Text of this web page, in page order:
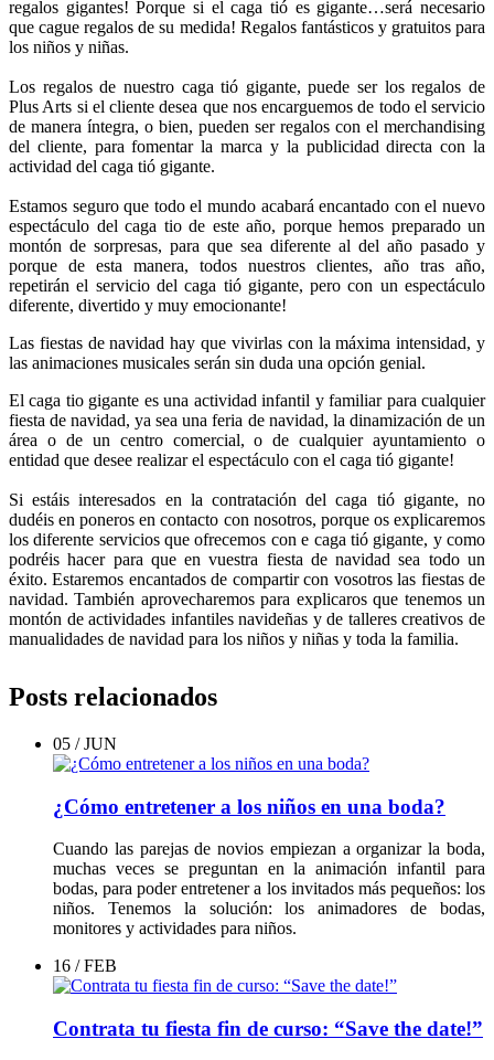
regalos gigantes! Porque si el caga tió es gigante…será necesario
que cague regalos de su medida! Regalos fantásticos y gratuitos para
los niños y niñas.
Los regalos de nuestro caga tió gigante, puede ser los regalos de
Plus Arts si el cliente desea que nos encarguemos de todo el servicio
de manera íntegra, o bien, pueden ser regalos con el merchandising
del cliente, para fomentar la marca y la publicidad directa con la
actividad del caga tió gigante.
Estamos seguro que todo el mundo acabará encantado con el nuevo
espectáculo del caga tio de este año, porque hemos preparado un
montón de sorpresas, para que sea diferente al del año pasado y
porque de esta manera, todos nuestros clientes, año tras año,
repetirán el servicio del caga tió gigante, pero con un espectáculo
diferente, divertido y muy emocionante!
Las fiestas de navidad hay que vivirlas con la máxima intensidad, y
las animaciones musicales serán sin duda una opción genial.
El caga tio gigante es una actividad infantil y familiar para cualquier
fiesta de navidad, ya sea una feria de navidad, la dinamización de un
área o de un centro comercial, o de cualquier ayuntamiento o
entidad que desee realizar el espectáculo con el caga tió gigante!
Si estáis interesados en la contratación del caga tió gigante, no
dudéis en poneros en contacto con nosotros, porque os explicaremos
los diferente servicios que ofrecemos con e caga tió gigante, y como
podréis hacer para que en vuestra fiesta de navidad sea todo un
éxito. Estaremos encantados de compartir con vosotros las fiestas de
navidad. También aprovecharemos para explicaros que tenemos un
montón de actividades infantiles navideñas y de talleres creativos de
manualidades de navidad para los niños y niñas y toda la familia.
Posts relacionados
05 / JUN
¿Cómo entretener a los niños en una boda?
Cuando las parejas de novios empiezan a organizar la boda,
muchas veces se preguntan en la animación infantil para
bodas, para poder entretener a los invitados más pequeños: los
niños. Tenemos la solución: los animadores de bodas,
monitores y actividades para niños.
16 / FEB
Contrata tu fiesta fin de curso: “Save the date!”